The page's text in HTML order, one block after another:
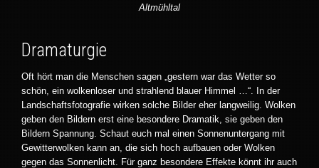
Altmühltal
Dramaturgie
Oft hört man die Menschen sagen „gestern war das Wetter so
schön, ein wolkenloser und strahlend blauer Himmel …“. In der
Landschaftsfotografie wirken solche Bilder eher langweilig. Wolken
geben den Bildern erst eine besondere Dramatik, sie geben den
Bildern Spannung. Schaut euch mal einen Sonnenuntergang mit
Gewitterwolken kann an, die sich hoch aufbauen oder Wolken
gegen das Sonnenlicht. Für ganz besondere Effekte könnt ihr auch